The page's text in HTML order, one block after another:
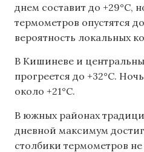
днем составит до +29°C,
термометров опустятся
вероятность локальных
В Кишиневе и
прогреется до +32°C.
около +21°C.
В южных районах
дневной максимум
столбики термометров не